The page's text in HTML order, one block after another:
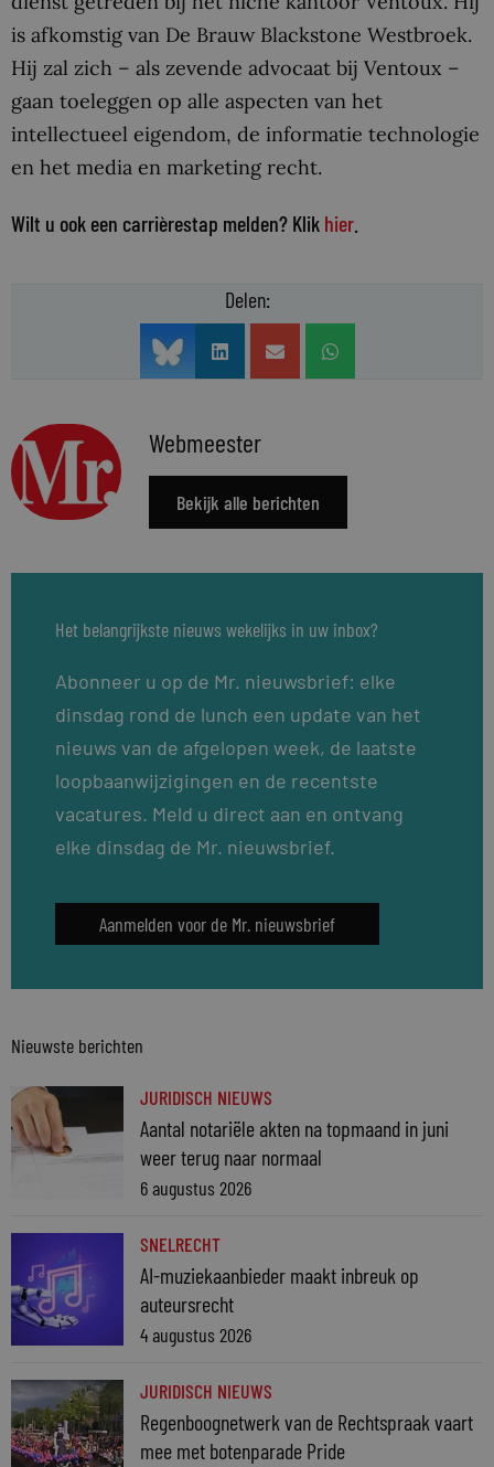
is afkomstig van De Brauw Blackstone Westbroek.
Hij zal zich – als zevende advocaat bij Ventoux –
gaan toeleggen op alle aspecten van het
intellectueel eigendom, de informatie technologie
en het media en marketing recht.
Wilt u ook een carrièrestap melden? Klik hier
Delen:
Webmeester
Bekijk alle berichten
Het belangrijkste nieuws wekelijks in uw inbox?
Abonneer u op de Mr. nieuwsbrief: elke
dinsdag rond de lunch een update van het
nieuws van de afgelopen week, de laatste
loopbaanwijzigingen en de recentste
vacatures. Meld u direct aan en ontvang
elke dinsdag de Mr. nieuwsbrief.
Aanmelden voor de Mr. nieuwsbrief
Nieuwste berichten
JURIDISCH NIEUWS
Aantal notariële akten na topmaand in juni
weer terug naar normaal
6 augustus 2026
SNELRECHT
AI-muziekaanbieder maakt inbreuk op
auteursrecht
4 augustus 2026
JURIDISCH NIEUWS
Regenboognetwerk van de Rechtspraak vaart
mee met botenparade Pride